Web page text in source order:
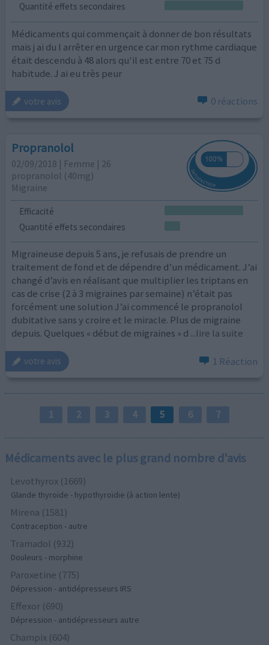
Quantité effets secondaires
Médicaments qui commençait à donner de bon résultats
mais j ai du l arrêter en urgence car mon rythme cardiaque
était descendu à 48 alors qu'il est entre 70 et 75 d
habitude. J ai eu très peur
votre avis 0 réactions
Propranolol
02/09/2018 | Femme | 26
propranolol (40mg)
Migraine
Efficacité
Quantité effets secondaires
Migraineuse depuis 5 ans, je refusais de prendre un
traitement de fond et de dépendre d’un médicament. J’ai
changé d’avis en réalisant que multiplier les triptans en
cas de crise (2 à 3 migraines par semaine) n’était pas
forcément une solution J’ai commencé le propranolol
dubitative sans y croire et le miracle. Plus de migraine
depuis. Quelques « début de migraines » d ...lire la suite
votre avis 1 Réaction
1 2 3 4 5 6 7
Médicaments avec le plus grand nombre d'avis
Levothyrox (1669)
Glande thyroïde - hypothyroïdie (à action lente)
Mirena (1581)
Contraception - autre
Tramadol (932)
Douleurs - morphine
Paroxetine (775)
Dépression - antidépresseurs IRS
Effexor (690)
Dépression - antidépresseurs autre
Champix (604)